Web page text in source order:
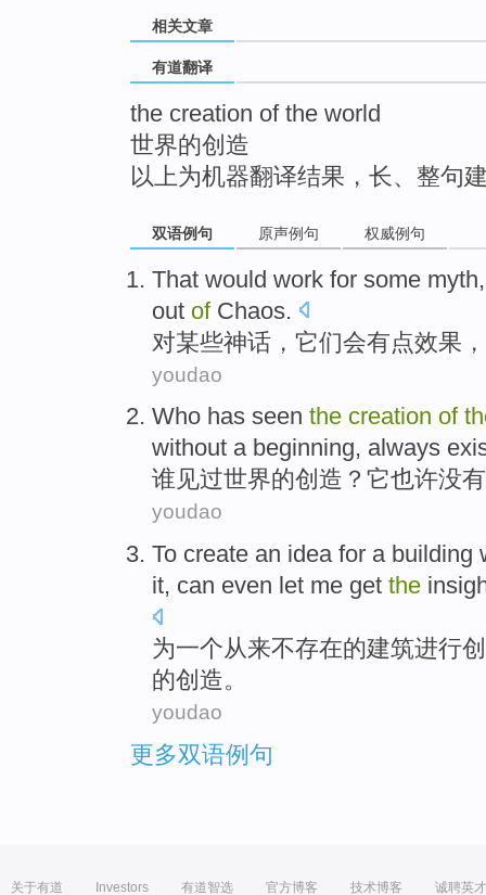
相关文章
有道翻译
the creation of the world
世界的创造
以上为机器翻译结果，长、整句
双语例句 原声例句 权威例句
That would work for some myth
out of Chaos.
对某些神话 ，它们会有点效果 ，
youdao
Who has seen the creation of
without a beginning, always
谁 见过世界的创造 ？ 它也许没有
youdao
To create an idea for a building
it, can even let me get the
为一个从来不存在的建筑进行
的创造。
youdao
更多双语例句
关于有道 Investors 有道智选 官方博客 技术博客 诚聘英才